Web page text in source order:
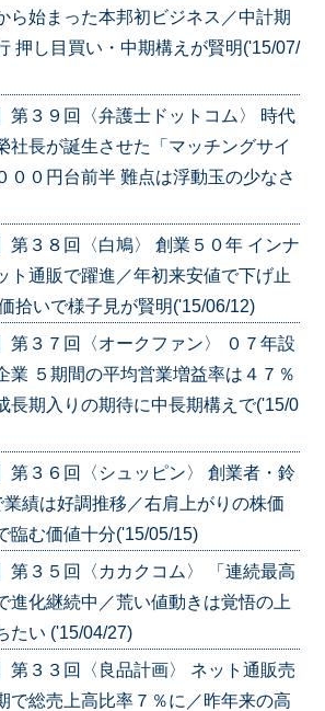
ら始まった本邦初ビジネス／中計期
押し目買い・中期構えが賢明('15/07/
第３９回〈弁護士ドットコム〉 時代
社長が誕生させた「マッチングサイ
００円台前半 難点は浮動玉の少なさ
第３８回〈白鳩〉 創業５０年 インナ
ト通販で躍進／年初来安値で下げ止
拾いで様子見が賢明('15/06/12)
第３７回〈オークファン〉 ０７年設
業 ５期間の平均営業増益率は４７％
長期入りの期待に中長期構えで('15/0
第３６回〈シュッピン〉 創業者・鈴
業績は好調推移／右肩上がりの株価
臨む価値十分('15/05/15)
第３５回〈カカクコム〉 「連続最高
進化継続中／荒い値動きは覚悟の上
たい ('15/04/27)
第３３回〈良品計画〉 ネット通販売
で総売上高比率７％に／昨年来の高